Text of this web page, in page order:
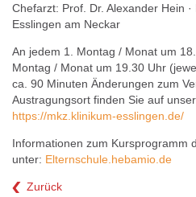
Chefarzt: Prof. Dr. Alexander Hein
Esslingen am Neckar
An jedem 1. Montag / Monat um
Montag / Monat um 19.30 Uhr
ca. 90 Minuten Änderungen zum
Austragungsort finden Sie auf
https://mkz.klinikum-esslingen.de/
Informationen zum Kursprogramm
unter: Elternschule.hebamio.de
Zurück